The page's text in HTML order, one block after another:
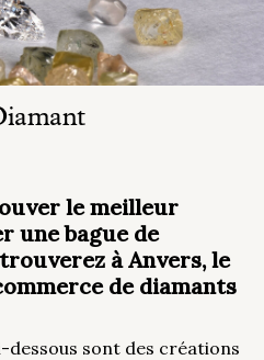
le meilleur
une bague de
à Anvers, le
de diamants
dessous sont des créations